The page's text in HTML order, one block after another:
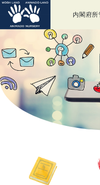
内閣府